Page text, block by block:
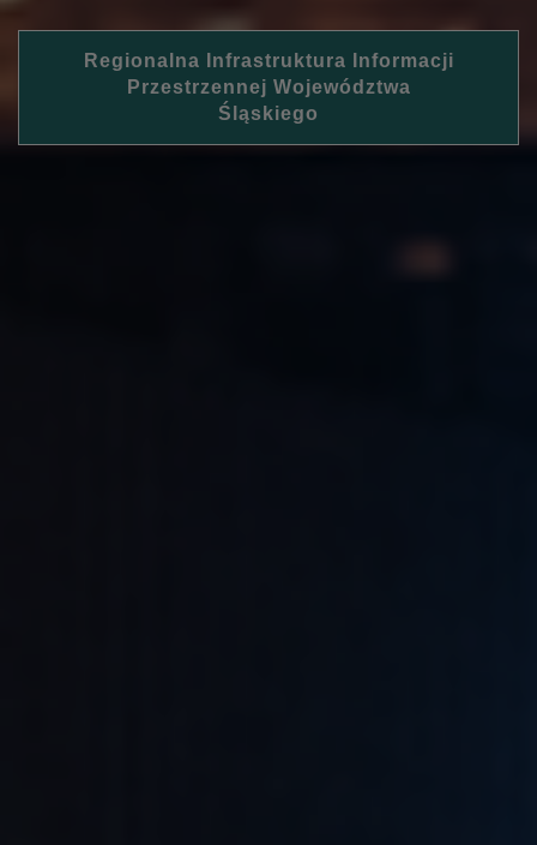
Regionalna Infrastruktura Informacji
Przestrzennej Województwa
Śląskiego